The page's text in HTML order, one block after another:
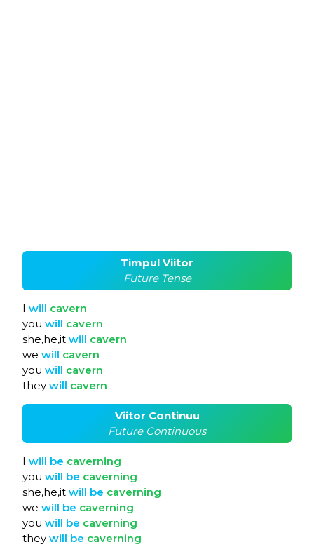
Timpul Viitor
Future Tense
I will cavern
you will cavern
she,he,it will cavern
we will cavern
you will cavern
they will cavern
Viitor Continuu
Future Continuous
I will be caverning
you will be caverning
she,he,it will be caverning
we will be caverning
you will be caverning
they will be caverning